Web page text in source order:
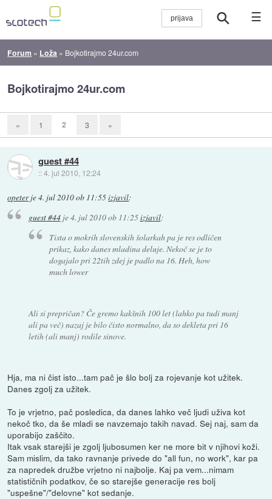
☰
Forum » Loža » Bojkotirajmo 24ur.com
Bojkotirajmo 24ur.com
« 1 2 3 »
guest #44
::4. jul 2010, 12:24
opeterje4. jul 2010 ob 11:55izjavil:
guest #44je4. jul 2010 ob 11:25izjavil:
Tista o mokrih slovenskih šolarkah pa je res odličen
prikaz, kako danes mladina deluje. Nekoč se je to
dogajalo pri 22tih zdej je padlo na 16. Heh, how
much lower
Ali si prepričan? Če gremo kakšnih 100 let (lahko pa tudi manj
ali pa več) nazaj je bilo čisto normalno, da so dekleta pri 16
letih (ali manj) rodile sinove.
Hja, ma ni čist isto...tam pač je šlo bolj za rojevanje kot užitek.
Danes zgolj za užitek.
To je vrjetno, pač posledica, da danes lahko več ljudi uživa kot
nekoč tko, da še mladi se navzemajo takih navad. Sej naj, sam da
uporabijo zaščito.
Itak vsak starejši je zgolj ljubosumen ker ne more bit v njihovi koži.
Sam mislim, da tako ravnanje privede do "all fun, no work", kar pa
za napredek družbe vrjetno ni najbolje. Kaj pa vem...nimam
statističnih podatkov, če so starejše generacije res bolj
"uspešne"/"delovne" kot sedanje.